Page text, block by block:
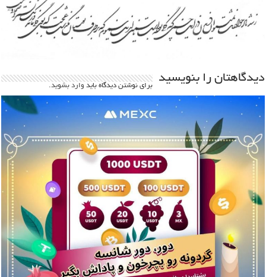
دیدگاهتان را بنویسید
برای نوشتن دیدگاه باید وارد بشوید.